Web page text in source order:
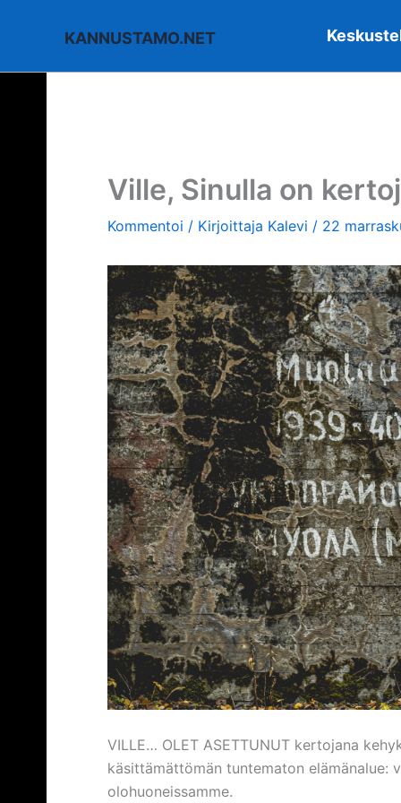
KANNUSTAMO.NET
Ville, Sinulla on
Kommentoi / Kirjoittaja Kalevi / 22
VILLE… OLET ASETTUNUT kertojana
käsittämättömän tuntematon elämänalue:
olohuoneissamme.